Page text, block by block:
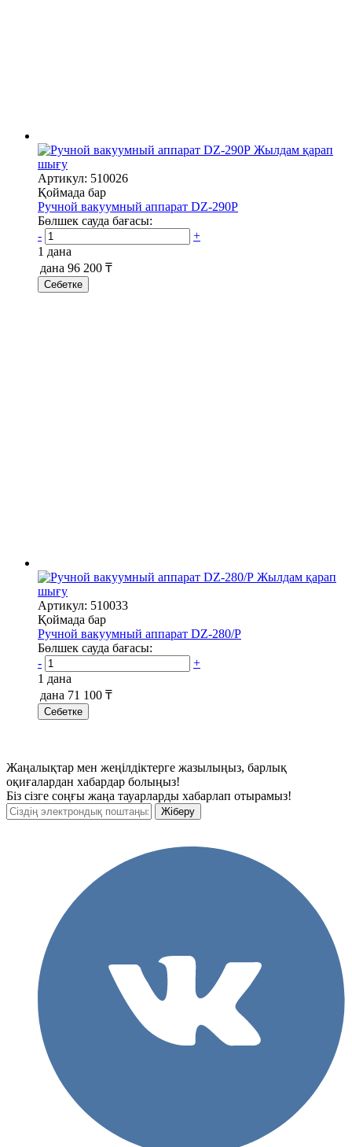
Жылдам қарап
шығу
Артикул: 510026
Қоймада бар
Ручной вакуумный аппарат DZ-290P
Бөлшек сауда бағасы:
-
+
1 дана
дана 96 200 ₸
Себетке
Жылдам қарап
шығу
Артикул: 510033
Қоймада бар
Ручной вакуумный аппарат DZ-280/P
Бөлшек сауда бағасы:
-
+
1 дана
дана 71 100 ₸
Себетке
Жаңалықтар мен жеңілдіктерге жазылыңыз, барлық
оқиғалардан хабардар болыңыз!
Біз сізге соңғы жаңа тауарларды хабарлап отырамыз!